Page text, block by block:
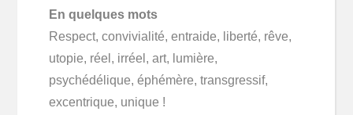
En quelques mots
Respect, convivialité, entraide, liberté, rêve,
utopie, réel, irréel, art, lumière,
psychédélique, éphémère, transgressif,
excentrique, unique !